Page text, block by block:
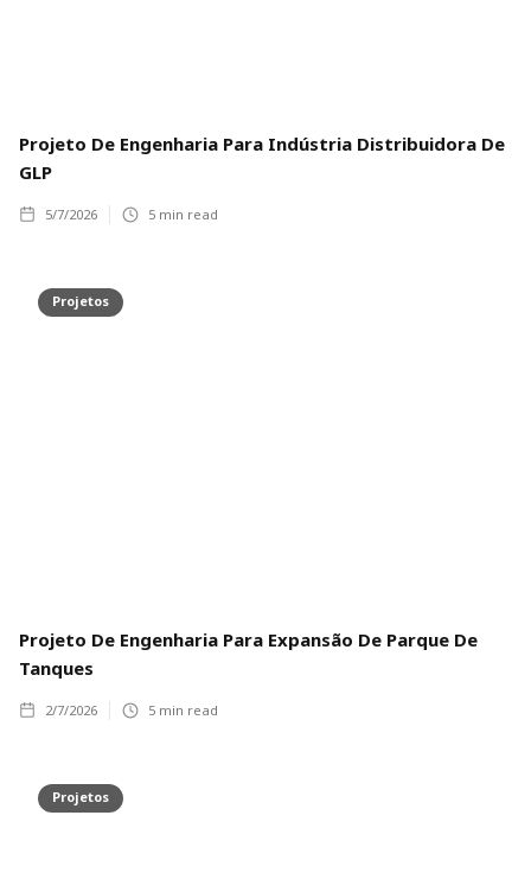
Projeto De Engenharia Para Indústria Distribuidora De
GLP
5/7/2026 5 min read
Projetos
Projeto De Engenharia Para Expansão De Parque De
Tanques
2/7/2026 5 min read
Projetos